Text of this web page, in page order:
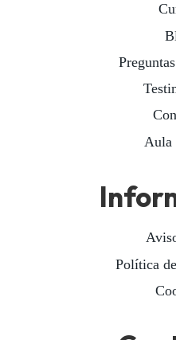
Aula
Política